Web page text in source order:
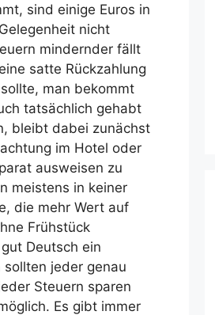
sind einige Euros in
nicht
mindernder fällt
satte Rückzahlung
man bekommt
tatsächlich gehabt
bleibt dabei zunächst
im Hotel oder
ausweisen zu
meistens in keiner
die mehr Wert auf
Frühstück
Deutsch ein
jeder genau
Steuern sparen
Es gibt immer